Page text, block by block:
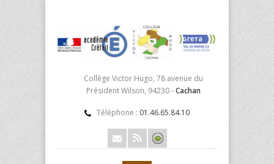
Collège Victor Hugo, 78 avenue du
Président Wilson, 94230 -Cachan
Téléphone : 01.46.65.84.10